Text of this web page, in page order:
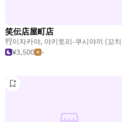
笑伝店屋町店
이자카야, 야키토리·쿠시야끼 (꼬치 요리)
¥3,500
-